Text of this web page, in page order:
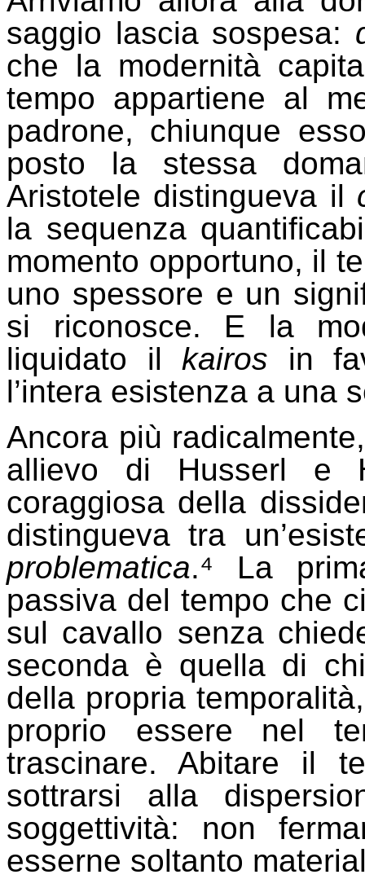
saggio lascia sospesa:
che la modernità
tempo appartiene al
padrone, chiunque
posto la stessa
Aristotele distingueva il
la sequenza
momento opportuno, il
uno spessore e un
si riconosce. E la
liquidato il kairos in
l’intera esistenza a una
Ancora più
allievo di Husserl e
coraggiosa della
distingueva tra
problematica.⁴ La
passiva del tempo che
sul cavallo senza
seconda è quella di
della propria
proprio essere nel
trascinare. Abitare il
sottrarsi alla
soggettività: non
esserne soltanto